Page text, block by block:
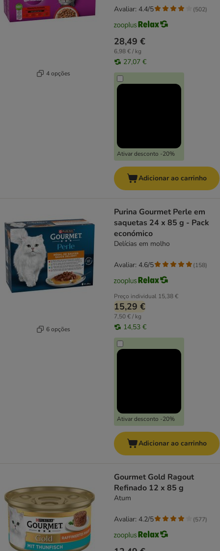
4 opções
28,49 €
6,98 € / kg
27,07 €
Ativar desconto -20%
Avaliar: 4.4/5 (502)
Adicionar ao carrinho
6 opções
Purina Gourmet Perle em
saquetas 24 x 85 g - Pack
económico
Delícias em molho
Preço individual 15,38 €
15,29 €
7,50 € / kg
14,53 €
Ativar desconto -20%
Avaliar: 4.6/5 (158)
Adicionar ao carrinho
Gourmet Gold Ragout
Refinado 12 x 85 g
Atum
Avaliar: 4.2/5 (577)